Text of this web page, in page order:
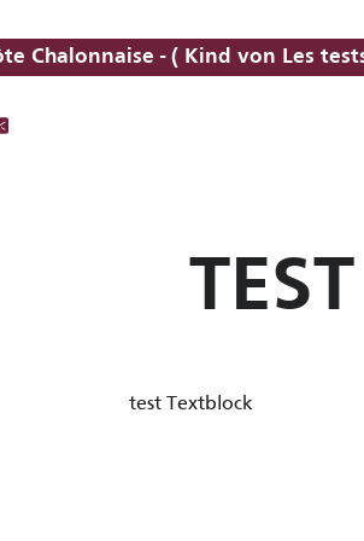
Chalonnaise - ( Kind von Les
test Textblock